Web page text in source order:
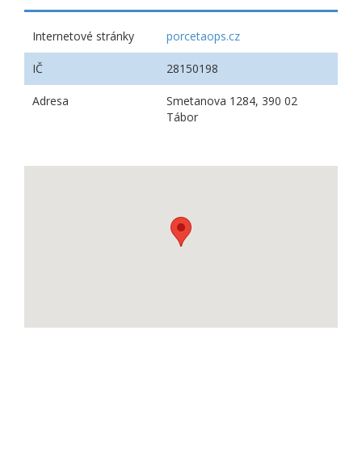
Internetové stránky porcetaops.cz
IČ 28150198
Adresa
Smetanova 1284, 390 02
Tábor